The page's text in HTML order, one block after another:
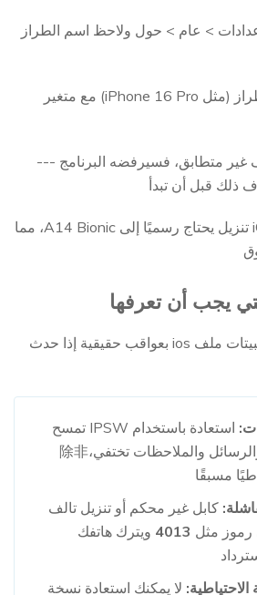
> عام > حول ولاحظ اسم الطراز
طابق هذا الطراز (مثل iPhone 16 Pro) مع متغير
غير متطابق، فسيرفضه البرنامج ---
ذلك قبل أن تبدأ
iOS 27 beta تنزيل يحتاج رسميًا إلى A14 Bionic، مما
لا مجاملة هنا --- تأتي تثبيتات ملف ios بعواقب حقيقية إذا حدث
استعادة باستخدام IPSW تمسح
كل شيء. الصور والرسائل والملاحظات تختفي،除非
مسبقًا
كابل غير محكم أو تنزيل تالف
رموز مثل 4013 ويترك هاتفك
لا يمكنك استعادة نسخة